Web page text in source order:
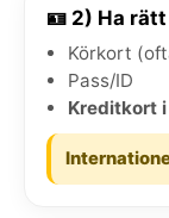
🪪 2) Ha
Körkort
Pass/ID
Kreditkort